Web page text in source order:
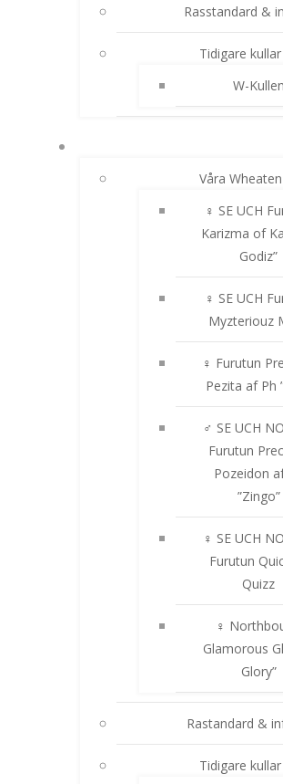
Rasstandard &
Tidigare kullar
W-Kullen
Våra Wheaten
♀ SE UCH
Karizma of
Godiz”
♀ SE UCH
Myzteriouz
♀ Furutun
Pezita af Ph
♂ SE UCH
Furutun
Pozeidon
”Zingo”
♀ SE UCH
Furutun
Quizz
♀
Glamorous
Glory”
Rastandard &
Tidigare kullar